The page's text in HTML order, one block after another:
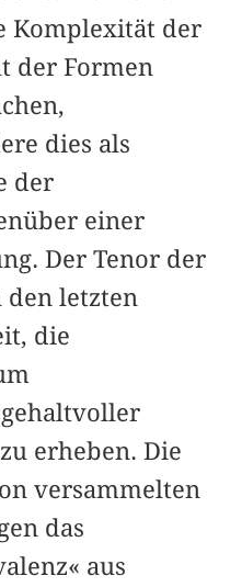
Komplexität der
der Formen
dies als
der
einer
Der Tenor der
letzten
die
erheben. Die
versammelten
das
aus